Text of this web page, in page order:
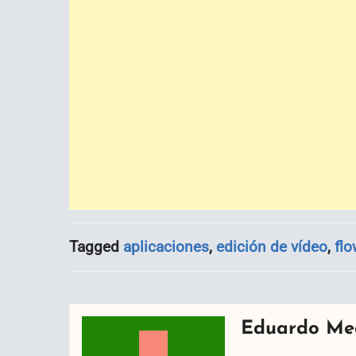
Tagged aplicaciones, edición de vídeo,
Eduardo